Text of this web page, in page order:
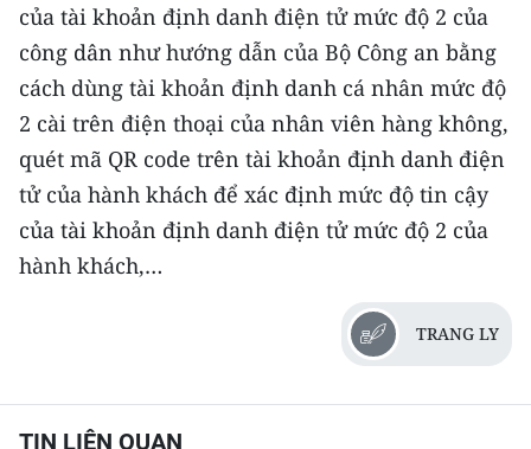
của tài khoản định danh điện tử mức độ 2 của
công dân như hướng dẫn của Bộ Công an bằng
cách dùng tài khoản định danh cá nhân mức độ
2 cài trên điện thoại của nhân viên hàng không,
quét mã QR code trên tài khoản định danh điện
tử của hành khách để xác định mức độ tin cậy
của tài khoản định danh điện tử mức độ 2 của
hành khách,…
TRANG LY
TIN LIÊN QUAN